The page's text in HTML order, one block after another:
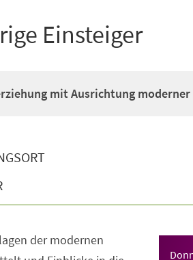
Einsteiger
mit Ausrichtung moderner
der modernen